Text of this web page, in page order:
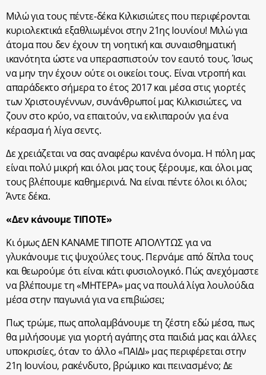
Μιλώ για τους πέντε-δέκα Κιλκισιώτες που περιφέρονται
κυριολεκτικά εξαθλιωμένοι στην 21ης Ιουνίου! Μιλώ για
άτομα που δεν έχουν τη νοητική και συναισθηματική
ικανότητα ώστε να υπερασπιστούν τον εαυτό τους. Ίσως
να μην την έχουν ούτε οι οικείοι τους. Είναι ντροπή και
απαράδεκτο σήμερα το έτος 2017 και μέσα στις γιορτές
των Χριστουγέννων, συνάνθρωποί μας Κιλκισιώτες, να
ζουν στο κρύο, να επαιτούν, να εκλιπαρούν για ένα
κέρασμα ή λίγα σεντς.
Δε χρειάζεται να σας αναφέρω κανένα όνομα. Η πόλη μας
είναι πολύ μικρή και όλοι μας τους ξέρουμε, και όλοι μας
τους βλέπουμε καθημερινά. Να είναι πέντε όλοι κι όλοι;
Άντε δέκα.
«Δεν κάνουμε ΤΙΠΟΤΕ»
Κι όμως ΔΕΝ ΚΑΝΑΜΕ ΤΙΠΟΤΕ ΑΠΟΛΥΤΩΣ για να
γλυκάνουμε τις ψυχούλες τους. Περνάμε από δίπλα τους
και θεωρούμε ότι είναι κάτι φυσιολογικό. Πώς ανεχόμαστε
να βλέπουμε τη «ΜΗΤΕΡΑ» μας να πουλά λίγα λουλούδια
μέσα στην παγωνιά για να επιβιώσει;
Πως τρώμε, πως απολαμβάνουμε τη ζέστη εδώ μέσα, πως
θα μιλήσουμε για γιορτή αγάπης στα παιδιά μας και άλλες
υποκρισίες, όταν το άλλο «ΠΑΙΔΙ» μας περιφέρεται στην
21η Ιουνίου, ρακένδυτο, βρώμικο και πεινασμένο; Δε